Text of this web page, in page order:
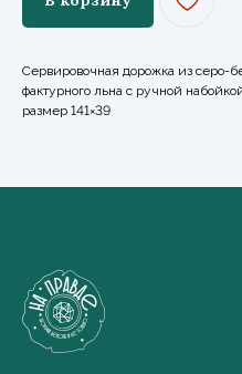
Сервировочная дорожка из серо-
фактурного льна с ручной
размер 141×39